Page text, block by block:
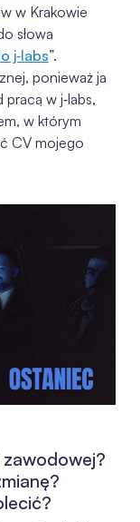
w Krakowie
słowa
j‑labs”.
ponieważ ja
w j‑labs,
w którym
CV mojego